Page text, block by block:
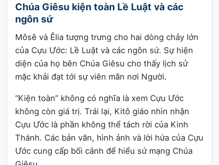
Chúa Giêsu kiện toàn Lề Luật và các
ngôn sứ
Môsê và Êlia tượng trưng cho hai dòng chảy lớn
của Cựu Ước: Lề Luật và các ngôn sứ. Sự hiện
diện của họ bên Chúa Giêsu cho thấy lịch sử
mặc khải đạt tới sự viên mãn nơi Người.
“Kiện toàn” không có nghĩa là xem Cựu Ước
không còn giá trị. Trái lại, Kitô giáo nhìn nhận
Cựu Ước là phần không thể tách rời của Kinh
Thánh. Các bản văn, hình ảnh và lời hứa của Cựu
Ước cung cấp bối cảnh để hiểu sứ mạng Chúa